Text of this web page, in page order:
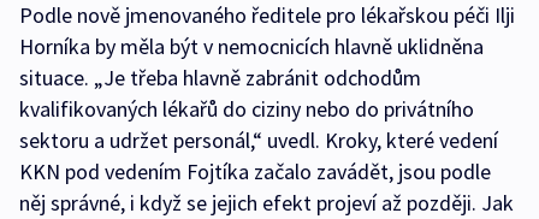
Podle nově jmenovaného ředitele pro lékařskou péči Ilji
Horníka by měla být v nemocnicích hlavně uklidněna
situace. „Je třeba hlavně zabránit odchodům
kvalifikovaných lékařů do ciziny nebo do privátního
sektoru a udržet personál,“ uvedl. Kroky, které vedení
KKN pod vedením Fojtíka začalo zavádět, jsou podle
něj správné, i když se jejich efekt projeví až později. Jak